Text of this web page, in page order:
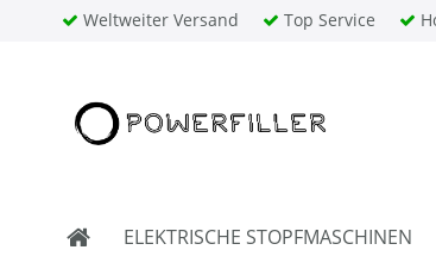
Weltweiter Versand Top Service
ELEKTRISCHE STOPFMASCHINEN